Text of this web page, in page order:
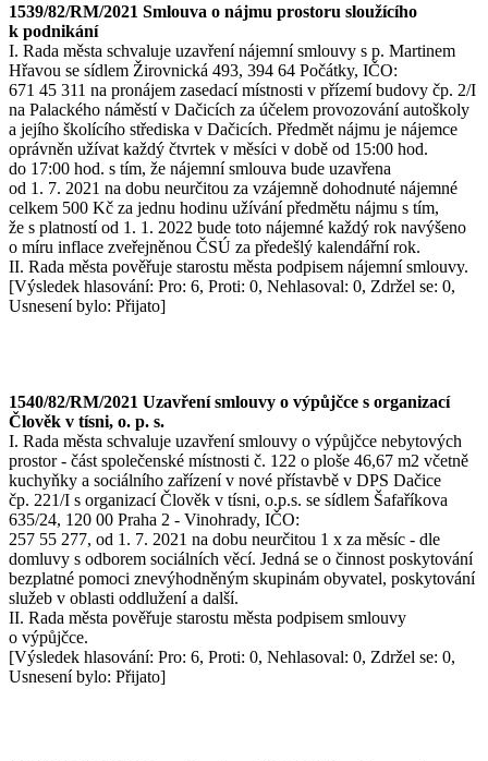
1539/82/RM/2021 Smlouva o nájmu prostoru sloužícího
k podnikání
I. Rada města schvaluje uzavření nájemní smlouvy s p. Martinem
Hřavou se sídlem Žirovnická 493, 394 64 Počátky, IČO:
671 45 311 na pronájem zasedací místnosti v přízemí budovy čp. 2/I
na Palackého náměstí v Dačicích za účelem provozování autoškoly
a jejího školícího střediska v Dačicích. Předmět nájmu je nájemce
oprávněn užívat každý čtvrtek v měsíci v době od 15:00 hod.
do 17:00 hod. s tím, že nájemní smlouva bude uzavřena
od 1. 7. 2021 na dobu neurčitou za vzájemně dohodnuté nájemné
celkem 500 Kč za jednu hodinu užívání předmětu nájmu s tím,
že s platností od 1. 1. 2022 bude toto nájemné každý rok navýšeno
o míru inflace zveřejněnou ČSÚ za předešlý kalendářní rok.
II. Rada města pověřuje starostu města podpisem nájemní smlouvy.
[Výsledek hlasování: Pro: 6, Proti: 0, Nehlasoval: 0, Zdržel se: 0,
Usnesení bylo: Přijato]
1540/82/RM/2021 Uzavření smlouvy o výpůjčce s organizací
Člověk v tísni, o. p. s.
I. Rada města schvaluje uzavření smlouvy o výpůjčce nebytových
prostor - část společenské místnosti č. 122 o ploše 46,67 m2 včetně
kuchyňky a sociálního zařízení v nové přístavbě v DPS Dačice
čp. 221/I s organizací Člověk v tísni, o.p.s. se sídlem Šafaříkova
635/24, 120 00 Praha 2 - Vinohrady, IČO:
257 55 277, od 1. 7. 2021 na dobu neurčitou 1 x za měsíc - dle
domluvy s odborem sociálních věcí. Jedná se o činnost poskytování
bezplatné pomoci znevýhodněným skupinám obyvatel, poskytování
služeb v oblasti oddlužení a další.
II. Rada města pověřuje starostu města podpisem smlouvy
o výpůjčce.
[Výsledek hlasování: Pro: 6, Proti: 0, Nehlasoval: 0, Zdržel se: 0,
Usnesení bylo: Přijato]